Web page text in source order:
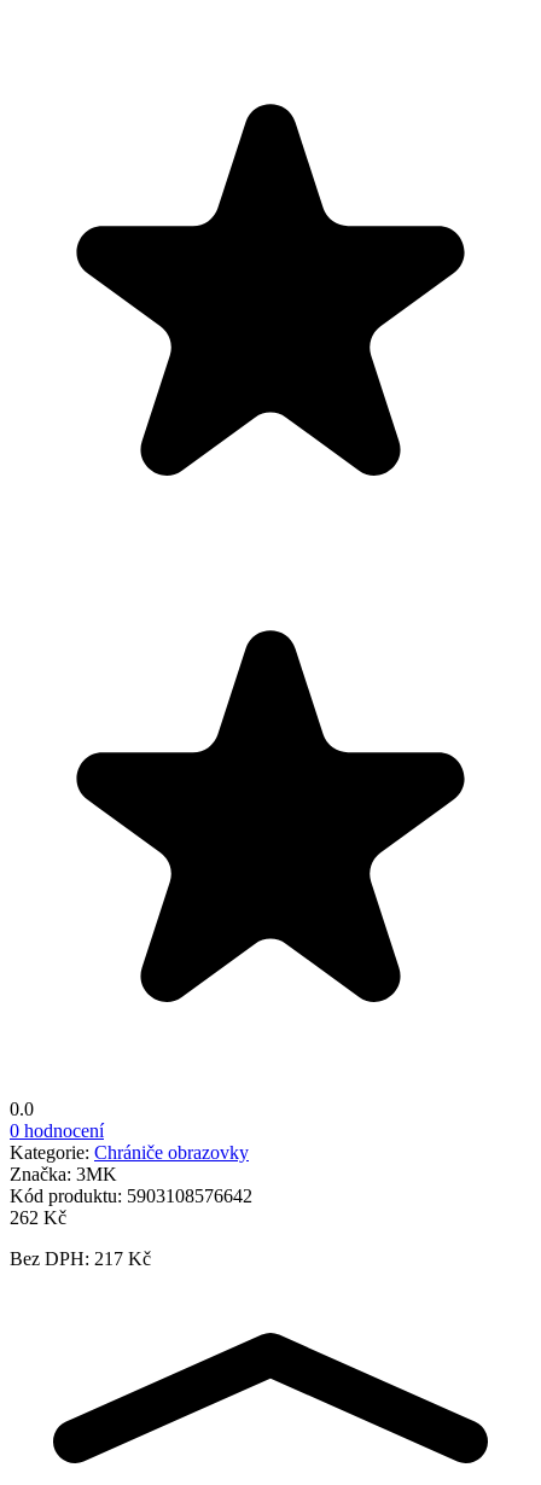
0.0
0 hodnocení
Kategorie: Chrániče obrazovky
Značka: 3MK
Kód produktu: 5903108576642
262 Kč
Bez DPH: 217 Kč